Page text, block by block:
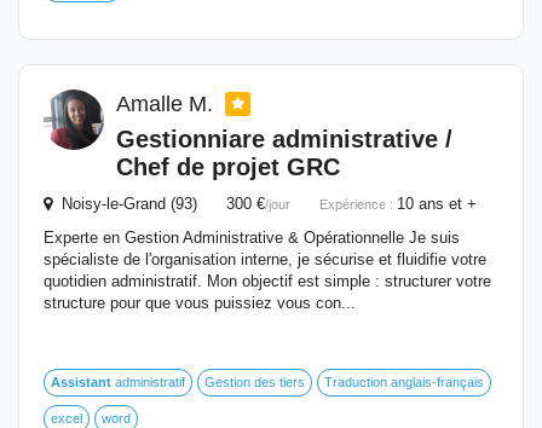
Amalle M.
Gestionniare administrative /
Chef de projet GRC
Noisy-le-Grand (93) 300 €/jour Expérience : 10 ans et +
Experte en Gestion Administrative & Opérationnelle Je suis
spécialiste de l'organisation interne, je sécurise et fluidifie votre
quotidien administratif. Mon objectif est simple : structurer votre
structure pour que vous puissiez vous con...
Assistant administratif Gestion des tiers Traduction anglais-français
excel word